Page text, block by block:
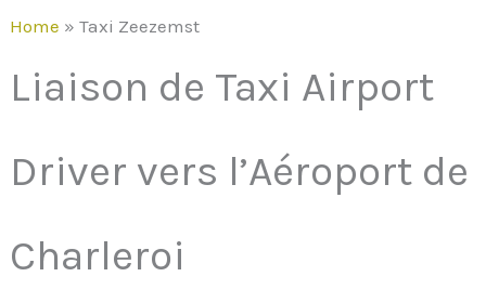
Home »Taxi Zeezemst
Liaison de Taxi Airport
Driver vers l’Aéroport de
Charleroi